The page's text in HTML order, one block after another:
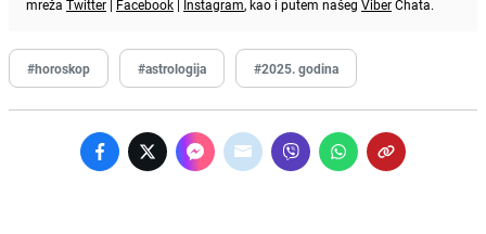
mreža Twitter | Facebook | Instagram, kao i putem našeg ViberChata.
#horoskop #astrologija #2025. godina